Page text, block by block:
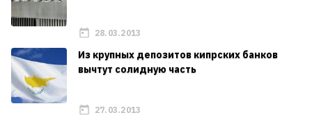
28.03.2013
Из крупных депозитов кипрских банков
вычтут солидную часть
27.03.2013